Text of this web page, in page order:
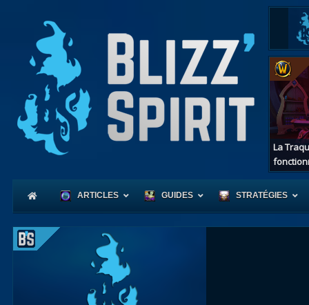
La
ARTICLES GUIDES STRATÉGIES